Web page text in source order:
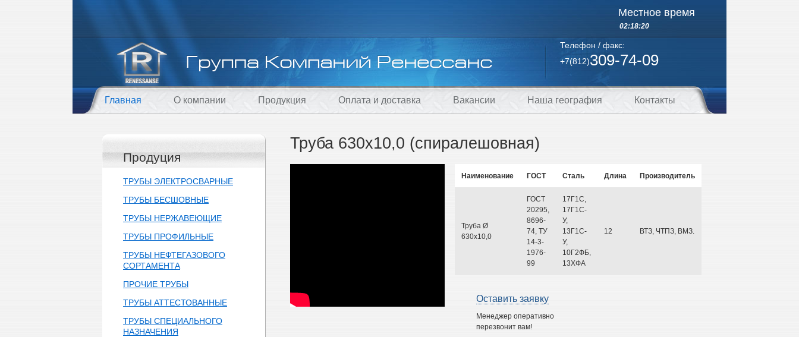
Местное время
02:18:20
Телефон / факс:
+7(812)309-74-09
Главная О компании Продукция Оплата и доставка Вакансии Наша география Контакты
Продуция
ТРУБЫ ЭЛЕКТРОСВАРНЫЕ
ТРУБЫ БЕСШОВНЫЕ
ТРУБЫ НЕРЖАВЕЮЩИЕ
ТРУБЫ ПРОФИЛЬНЫЕ
ТРУБЫ НЕФТЕГАЗОВОГО
СОРТАМЕНТА
ПРОЧИЕ ТРУБЫ
ТРУБЫ АТТЕСТОВАННЫЕ
ТРУБЫ СПЕЦИАЛЬНОГО
НАЗНАЧЕНИЯ
Труба 630х10,0 (спиралешовная)
Наименование ГОСТ Сталь Длина Производитель
Труба Ø
630х10,0
ГОСТ
20295,
8696-
74, ТУ
14-3-
1976-
99
17Г1С,
17Г1С-
У,
13Г1С-
У,
10Г2ФБ,
13ХФА
12 ВТЗ, ЧТПЗ, ВМЗ.
Оставить заявку
Менеджер оперативно
перезвонит вам!